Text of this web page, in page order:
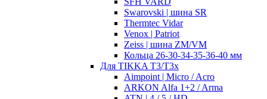
Swarovski | шина SR
Thermtec Vidar
Venox | Patriot
Zeiss | шина ZM/VM
Кольца 26-30-34-35-36-40 мм
Для TIKKA T3/T3x
Aimpoint | Micro / Acro
ARKON Alfa 1+2 / Arma